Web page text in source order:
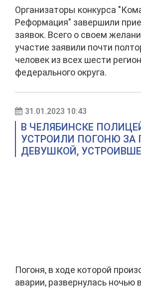
Организаторы конкурса
Реформация" завершили
заявок. Всего о своем
участие заявили почти
человек из всех шести
федерального округа.
31.01.2023 10:43
В ЧЕЛЯБИНСКЕ
УСТРОИЛИ ПОГОНЮ ЗА
ДЕВУШКОЙ,
Погоня, в ходе которой
аварии, развернулась ночью